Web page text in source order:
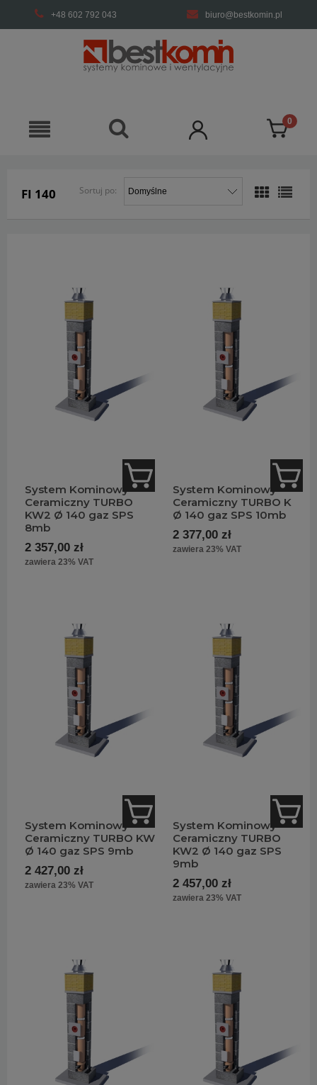
+48 602 792 043 biuro@bestkomin.pl
FI 140 Sortuj po:
System Kominowy
Ceramiczny TURBO
KW2 Ø 140 gaz SPS
8mb
2 357,00 zł
zawiera 23% VAT
System Kominowy
Ceramiczny TURBO K
Ø 140 gaz SPS 10mb
2 377,00 zł
zawiera 23% VAT
System Kominowy
Ceramiczny TURBO KW
Ø 140 gaz SPS 9mb
2 427,00 zł
zawiera 23% VAT
System Kominowy
Ceramiczny TURBO
KW2 Ø 140 gaz SPS
9mb
2 457,00 zł
zawiera 23% VAT